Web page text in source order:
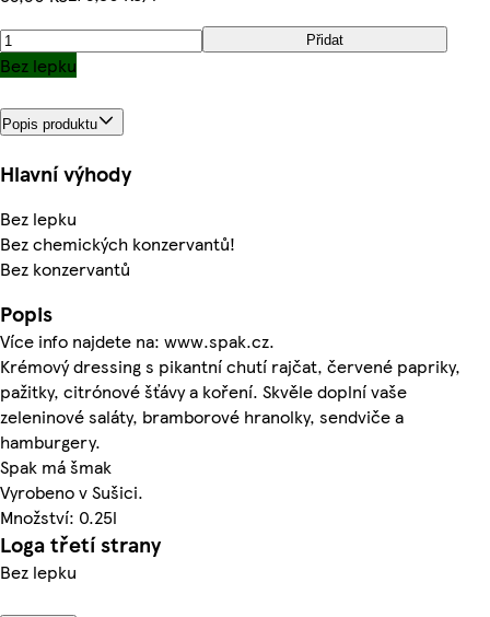
Přidat
Bez lepku
Popis produktu
Hlavní výhody
Bez lepku
Bez chemických konzervantů!
Bez konzervantů
Popis
Více info najdete na: www.spak.cz.
Krémový dressing s pikantní chutí rajčat, červené papriky,
pažitky, citrónové šťávy a koření. Skvěle doplní vaše
zeleninové saláty, bramborové hranolky, sendviče a
hamburgery.
Spak má šmak
Vyrobeno v Sušici.
Množství: 0.25l
Loga třetí strany
Bez lepku